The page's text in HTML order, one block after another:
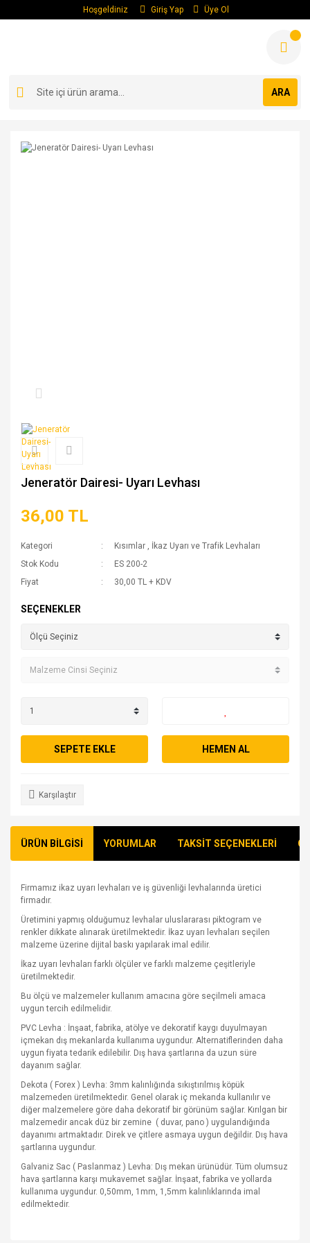
Hoşgeldiniz Giriş Yap Üye Ol
ARA
Jeneratör Dairesi- Uyarı Levhası
36,00 TL
Kategori Kısımlar , İkaz Uyarı ve Trafik Levhaları
Stok Kodu
ES 200-2
Fiyat
30,00 TL + KDV
SEÇENEKLER
SEPETE EKLE HEMEN AL
Karşılaştır
ÜRÜN BİLGİSİ YORUMLAR TAKSİT SEÇENEKLERİ
Firmamız ikaz uyarı levhaları ve iş güvenliği levhalarında üretici
firmadır.
Üretimini yapmış olduğumuz levhalar uluslararası piktogram ve
renkler dikkate alınarak üretilmektedir. İkaz uyarı levhaları seçilen
malzeme üzerine dijital baskı yapılarak imal edilir.
İkaz uyarı levhaları farklı ölçüler ve farklı malzeme çeşitleriyle
üretilmektedir.
Bu ölçü ve malzemeler kullanım amacına göre seçilmeli amaca
uygun tercih edilmelidir.
PVC Levha : İnşaat, fabrika, atölye ve dekoratif kaygı duyulmayan
içmekan dış mekanlarda kullanıma uygundur. Alternatiflerinden daha
uygun fiyata tedarik edilebilir. Dış hava şartlarına da uzun süre
dayanım sağlar.
Dekota ( Forex ) Levha: 3mm kalınlığında sıkıştırılmış köpük
malzemeden üretilmektedir. Genel olarak iç mekanda kullanılır ve
diğer malzemelere göre daha dekoratif bir görünüm sağlar. Kırılgan bir
malzemedir ancak düz bir zemine ( duvar, pano ) uygulandığında
dayanımı artmaktadır. Direk ve çitlere asmaya uygun değildir. Dış hava
şartlarına uygundur.
Galvaniz Sac ( Paslanmaz ) Levha: Dış mekan ürünüdür. Tüm olumsuz
hava şartlarına karşı mukavemet sağlar. İnşaat, fabrika ve yollarda
kullanıma uygundur. 0,50mm, 1mm, 1,5mm kalınlıklarında imal
edilmektedir.